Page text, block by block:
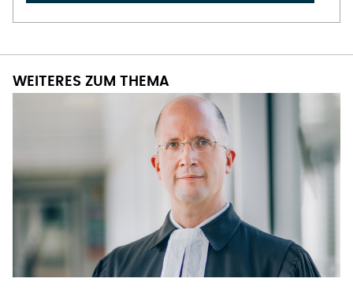
WEITERES ZUM THEMA